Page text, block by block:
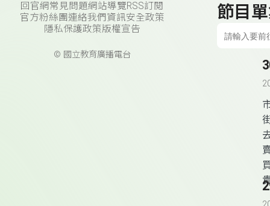
回官網常見問題網站導覽RSS訂閱
官方粉絲團連絡我們 資訊安全政策
隱私保護政策版權宣告
© 國立教育廣播電台
節目